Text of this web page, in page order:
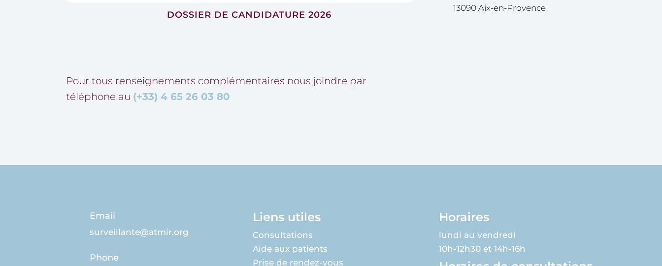
DOSSIER DE CANDIDATURE 2026
Pour tous renseignements complémentaires nous joindre par
téléphone au (+33) 4 65 26 03 80
13090 Aix-en-Provence
Email
surveillante@atmir.org
Phone
Liens utiles
Consultations
Aide aux patients
Prise de rendez-vous
Horaires
lundi au vendredi
10h-12h30 et 14h-16h